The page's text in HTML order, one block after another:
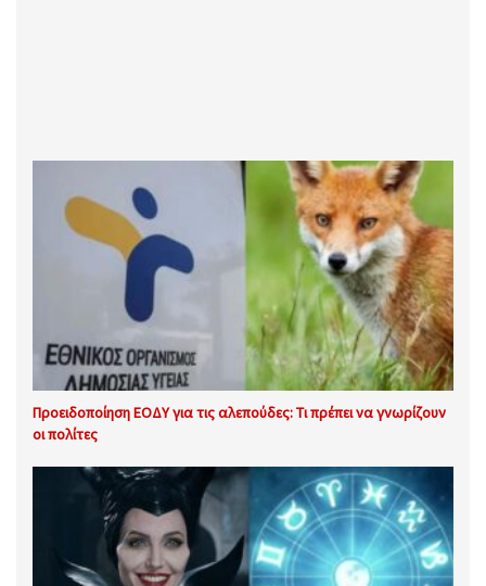
Προειδοποίηση ΕΟΔΥ για τις αλεπούδες: Τι πρέπει να γνωρίζουν
οι πολίτες